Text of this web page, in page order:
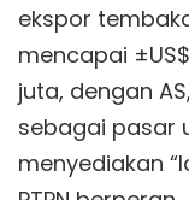
ekspor
mencapai
juta, dengan
sebagai pasar
menyediakan